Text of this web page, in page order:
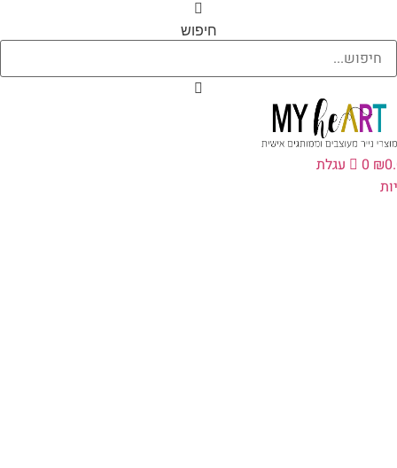
חיפוש
₪
0
עגלת